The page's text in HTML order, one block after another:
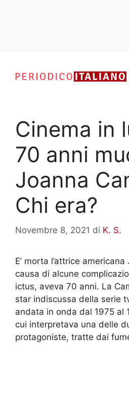
contenuto
Cinema in
70 anni
Joanna
Chi era?
Novembre 8, 2021 di K. S.
E’ morta l’attrice
causa di alcune
ictus, aveva 70 anni. La
star indiscussa della serie
andata in onda dal 1975 al
cui interpretava una delle
protagoniste, tratte dai